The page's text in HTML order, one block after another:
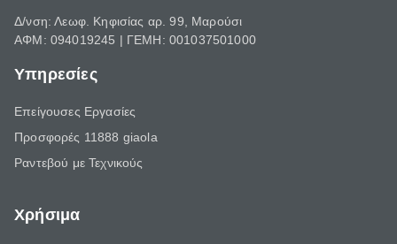
Δ/νση: Λεωφ. Κηφισίας αρ. 99, Μαρούσι
ΑΦΜ: 094019245 | ΓΕΜΗ: 001037501000
Υπηρεσίες
Επείγουσες Εργασίες
Προσφορές 11888 giaola
Ραντεβού με Τεχνικούς
Χρήσιμα